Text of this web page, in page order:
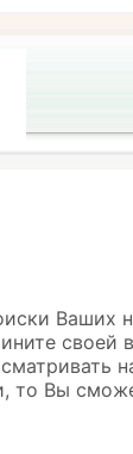
Ваших
своей
то Вы